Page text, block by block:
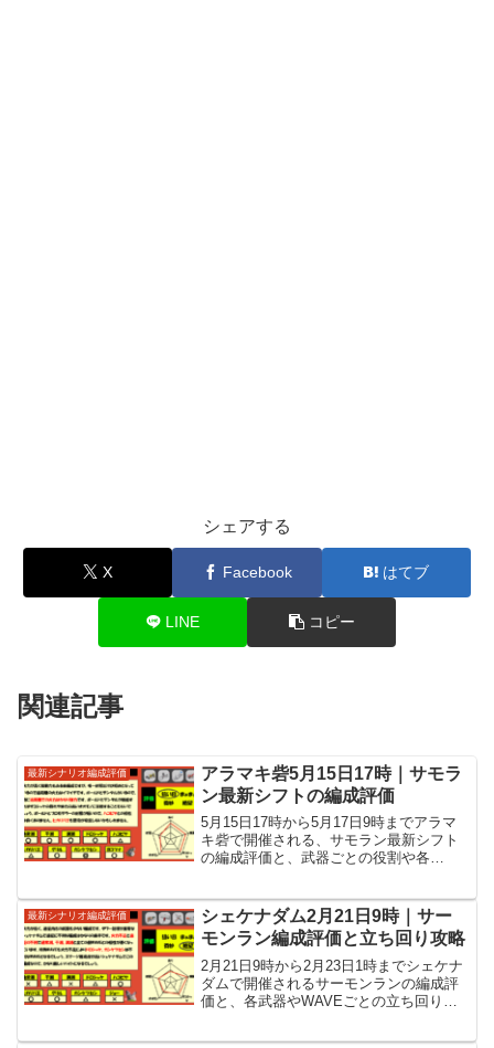
シェアする
X Facebook はてブ
LINE コピー
関連記事
最新シナリオ編成評価
アラマキ砦5月15日17時｜サモラ
ン最新シフトの編成評価
5月15日17時から5月17日9時までアラマ
キ砦で開催される、サモラン最新シフト
の編成評価と、武器ごとの役割や各
最新シナリオ編成評価
シェケナダム2月21日9時｜サー
モンラン編成評価と立ち回り攻略
2月21日9時から2月23日1時までシェケナ
ダムで開催されるサーモンランの編成評
価と、各武器やWAVEごとの立ち回りな